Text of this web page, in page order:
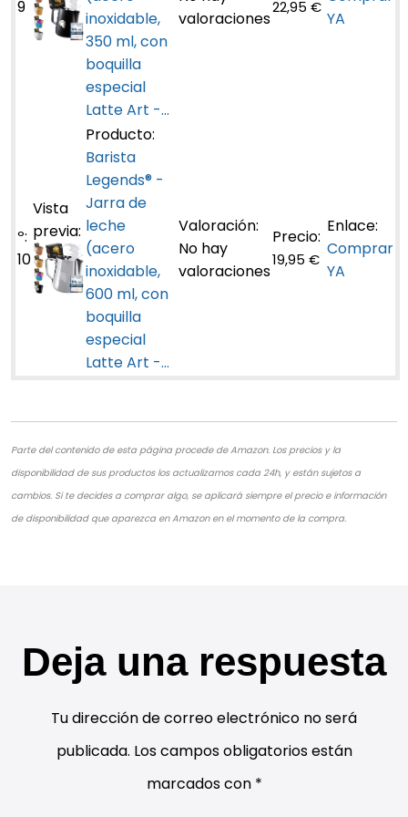
9
inoxidable,
350 ml, con
boquilla
especial
Latte Art -...
valoraciones
22,95 €
YA
10
Barista
Legends® -
Jarra de
leche
(acero
inoxidable,
600 ml, con
boquilla
especial
Latte Art -...
No hay
valoraciones
19,95 €
Comprar
YA
Parte del contenido de esta página procede de Amazon. Los precios y la
disponibilidad de sus productos los actualizamos cada 24h, y están sujetos a
cambios. Si te decides a comprar algo, se aplicará siempre el precio e información
de disponibilidad que aparezca en Amazon en el momento de la compra.
Deja una respuesta
Tu dirección de correo electrónico no será
publicada. Los campos obligatorios están
marcados con *